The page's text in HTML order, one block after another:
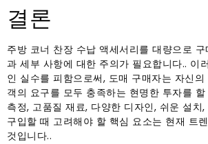
결론
주방 코너 찬장 수납 액세서리를 대량으로
과 세부 사항에 대한 주의가 필요합니다.. 이
인 실수를 피함으로써, 도매 구매자는 자신
객의 요구를 모두 충족하는 현명한 투자를
측정, 고품질 재료, 다양한 디자인, 쉬운 설치
구입할 때 고려해야 할 핵심 요소는 현재 트
것입니다..